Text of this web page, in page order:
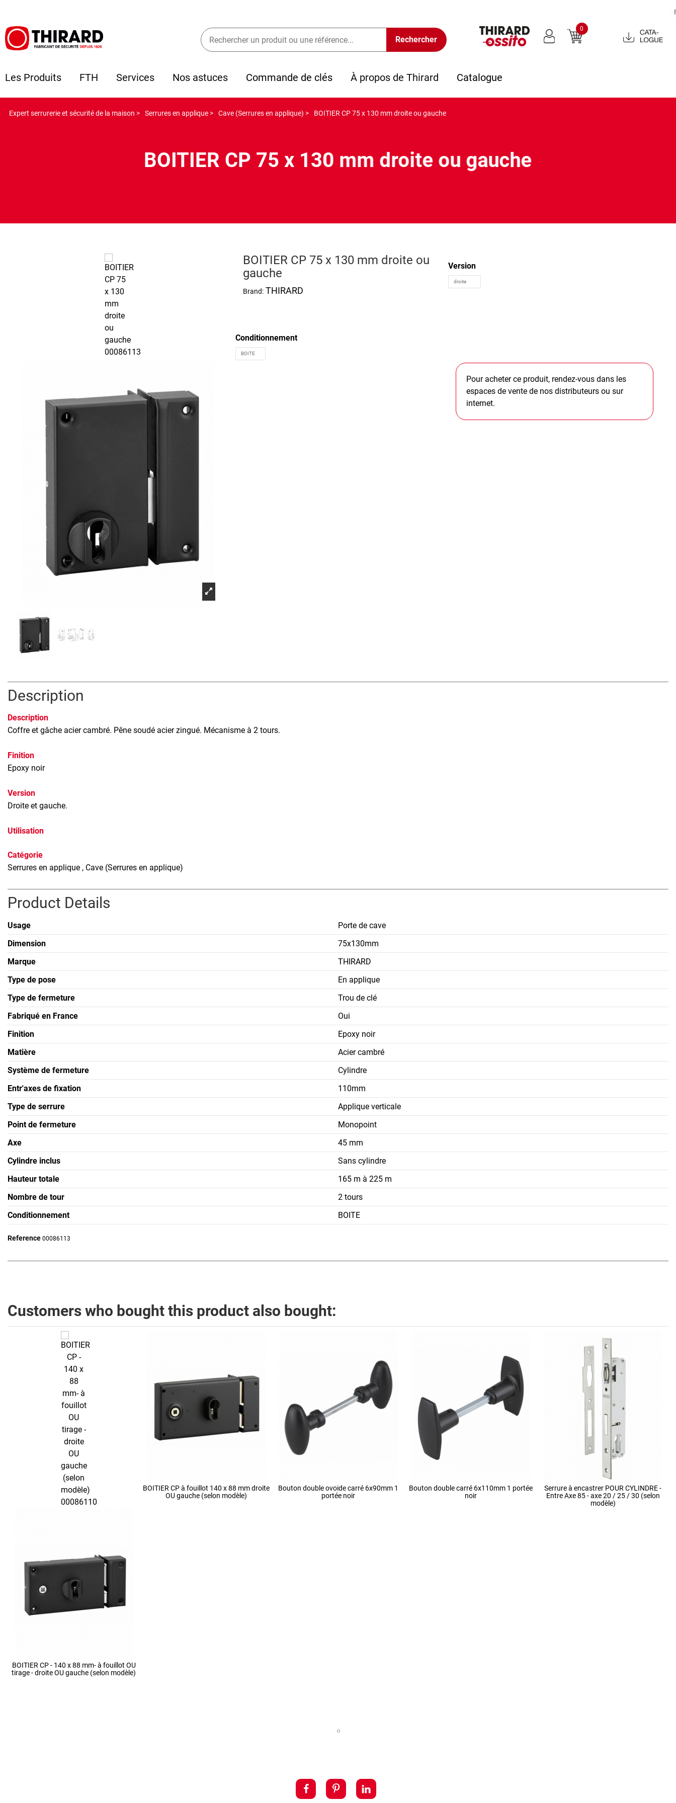
0
Catalogue
2022
Les Produits FTH Services Nos astuces Commande de clés À propos de Thirard Catalogue
Expert serrurerie et sécurité de la maison > Serrures en applique > Cave (Serrures en applique) > BOITIER CP 75 x 130 mm droite ou gauche
BOITIER CP 75 x 130 mm droite ou gauche
BOITIER CP 75 x 130 mm droite ou
gauche
Brand: THIRARD
Version
Conditionnement
Pour acheter ce produit, rendez-vous dans les
espaces de vente de nos distributeurs ou sur
internet.
Description
Description
Coffre et gâche acier cambré. Pêne soudé acier zingué. Mécanisme à 2 tours.
Finition
Epoxy noir
Version
Droite et gauche.
Utilisation
Catégorie
Serrures en applique , Cave (Serrures en applique)
Product Details
Usage
Porte de cave
Dimension
75x130mm
Marque
THIRARD
Type de pose
En applique
Type de fermeture
Trou de clé
Fabriqué en France
Oui
Finition
Epoxy noir
Matière
Acier cambré
Système de fermeture
Cylindre
Entr'axes de fixation
110mm
Type de serrure
Applique verticale
Point de fermeture
Monopoint
Axe
45 mm
Cylindre inclus
Sans cylindre
Hauteur totale
165 m à 225 m
Nombre de tour
2 tours
Conditionnement
BOITE
Reference 00086113
Customers who bought this product also bought:
BOITIER CP - 140 x 88 mm- à fouillot OU
tirage - droite OU gauche (selon modèle)
BOITIER CP à fouillot 140 x 88 mm droite
OU gauche (selon modèle)
Bouton double ovoide carré 6x90mm 1
portée noir
Bouton double carré 6x110mm 1 portée
noir
Serrure à encastrer POUR CYLINDRE -
Entre Axe 85 - axe 20 / 25 / 30 (selon
modèle)